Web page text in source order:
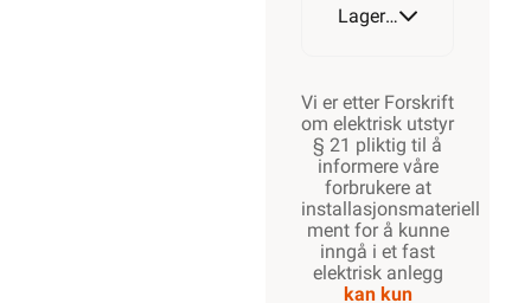
Lagerstatus
Vi er etter Forskrift
om elektrisk utstyr
§ 21 pliktig til å
informere våre
forbrukere at
installasjonsmateriell
ment for å kunne
inngå i et fast
elektrisk anlegg
kan kun